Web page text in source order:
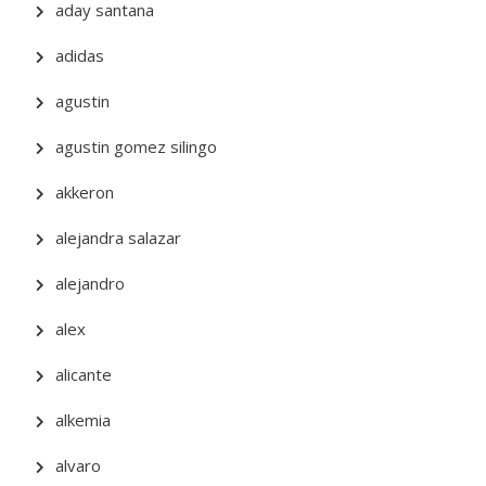
aday santana
adidas
agustin
agustin gomez silingo
akkeron
alejandra salazar
alejandro
alex
alicante
alkemia
alvaro